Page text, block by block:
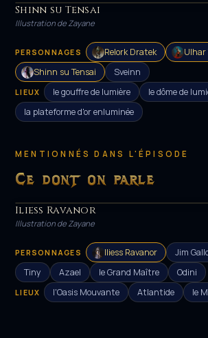
HÉROS
Shinn su Tensai
Illustration de Zayane
PERSONNAGES Relork Dratek
Ulhar
Shinn su Tensai
Sveinn
LIEUX le gouffre de lumière
le dôme de
la plateforme d'or enluminée
MENTIONNÉS DANS L'ÉPISODE
Ce dont on parle
HÉROS
Iliess Ravanor
Illustration de Zayane
PERSONNAGES Iliess Ravanor Jim
Tiny
Azael le Grand Maître Odini
LIEUX l'Oasis Mouvante Atlantide le